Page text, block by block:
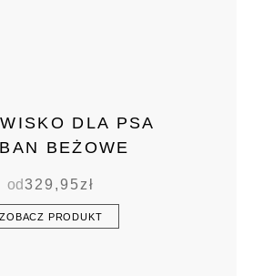
DLA PSA
BEŻOWE
od329,95zł
ZOBACZ PRODUKT